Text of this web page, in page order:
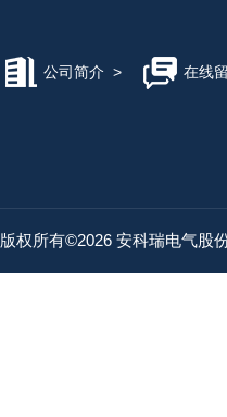
公司简介 > 在线
版权所有©2026 安科瑞电气股